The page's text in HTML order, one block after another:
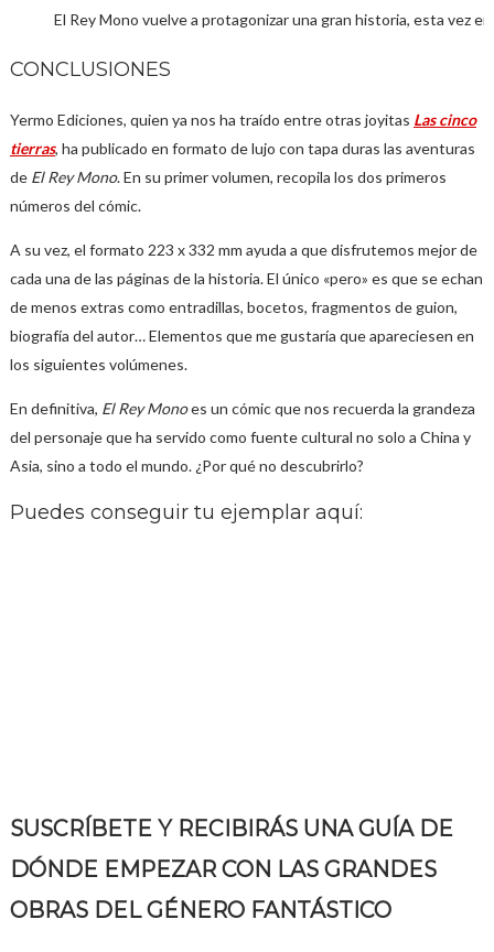
El Rey Mono vuelve a protagonizar una gran historia, esta vez
CONCLUSIONES
Yermo Ediciones, quien ya nos ha traído entre otras joyitas Las cinco
tierras, ha publicado en formato de lujo con tapa duras las aventuras
de El Rey Mono. En su primer volumen, recopila los dos primeros
números del cómic.
A su vez, el formato 223 x 332 mm ayuda a que disfrutemos mejor de
cada una de las páginas de la historia. El único «pero» es que se echan
de menos extras como entradillas, bocetos, fragmentos de guion,
biografía del autor… Elementos que me gustaría que apareciesen en
los siguientes volúmenes.
En definitiva, El Rey Monoes un cómic que nos recuerda la grandeza
del personaje que ha servido como fuente cultural no solo a China y
Asia, sino a todo el mundo. ¿Por qué no descubrirlo?
Puedes conseguir tu ejemplar aquí:
SUSCRÍBETE Y RECIBIRÁS UNA GUÍA DE
DÓNDE EMPEZAR CON LAS GRANDES
OBRAS DEL GÉNERO FANTÁSTICO